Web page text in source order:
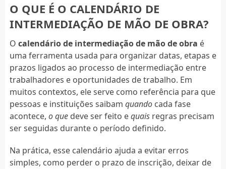
O QUE É O CALENDÁRIO DE
INTERMEDIAÇÃO DE MÃO DE OBRA?
O calendário de intermediação de mão de obra é
uma ferramenta usada para organizar datas, etapas e
prazos ligados ao processo de intermediação entre
trabalhadores e oportunidades de trabalho. Em
muitos contextos, ele serve como referência para que
pessoas e instituições saibam quandocada fase
acontece, o quedeve ser feito equaisregras precisam
ser seguidas durante o período definido.
Na prática, esse calendário ajuda a evitar erros
simples, como perder o prazo de inscrição, deixar de